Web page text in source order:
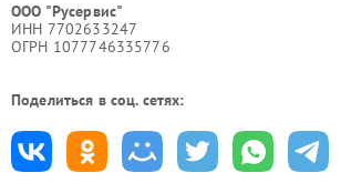
ООО "Русервис"
ИНН 7702633247
ОГРН 1077746335776
Поделиться в соц. сетях: